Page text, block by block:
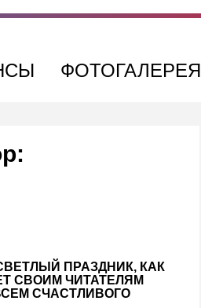
ФОТОГАЛЕРЕЯ
ПРАЗДНИК, КАК
СВОИМ ЧИТАТЕЛЯМ
СЧАСТЛИВОГО